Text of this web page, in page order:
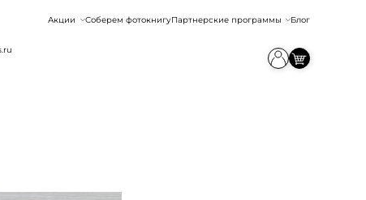
Акции Соберем фотокнигуПартнерские программы Блог